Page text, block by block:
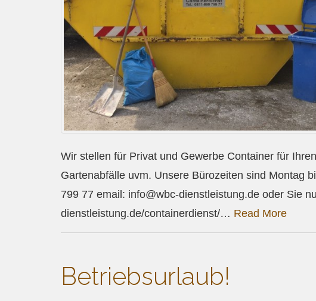
Wir stellen für Privat und Gewerbe Container für
Gartenabfälle uvm. Unsere Bürozeiten sind Montag
799 77 email: info@wbc-dienstleistung.de oder Sie
dienstleistung.de/containerdienst/… Read More
Betriebsurlaub!